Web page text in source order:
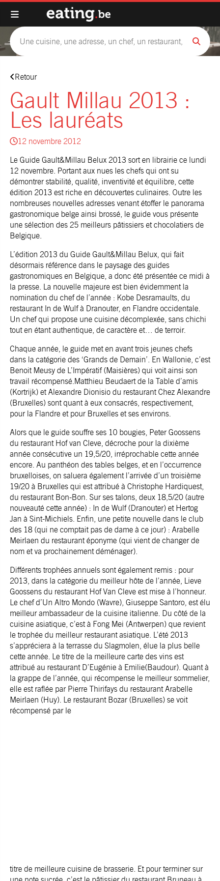
Retour
Gault Millau 2013 :
Les lauréats
12 novembre 2012
Le Guide Gault&Millau Belux 2013 sort en librairie ce lundi
12 novembre. Portant aux nues les chefs qui ont su
démontrer stabilité, qualité, inventivité et équilibre, cette
édition 2013 est riche en découvertes culinaires. Outre les
nombreuses nouvelles adresses venant étoffer le panorama
gastronomique belge ainsi brossé, le guide vous présente
une sélection des 25 meilleurs pâtissiers et chocolatiers de
Belgique.
L’édition 2013 du Guide Gault&Millau Belux, qui fait
désormais référence dans le paysage des guides
gastronomiques en Belgique, a donc été présentée ce midi à
la presse. La nouvelle majeure est bien évidemment la
nomination du chef de l’année : Kobe Desramaults, du
restaurant In de Wulf à Dranouter, en Flandre occidentale.
Un chef qui propose une cuisine décomplexée, sans chichi
tout en étant authentique, de caractère et… de terroir.
Chaque année, le guide met en avant trois jeunes chefs
dans la catégorie des ‘Grands de Demain’. En Wallonie, c’est
Benoit Meusy de L’Impératif (Maisières) qui voit ainsi son
travail récompensé.Matthieu Beudaert de la Table d’amis
(Kortrijk) etAlexandre Dionisio du restaurant Chez Alexandre
(Bruxelles) sont quant à eux consacrés, respectivement,
pour la Flandre et pour Bruxelles et ses environs.
Alors que le guide souffre ses 10 bougies, Peter Goossens
du restaurant Hof van Cleve , décroche pour la dixième
année consécutive un 19,5/20, irréprochable cette année
encore. Au panthéon des tables belges, et en l’occurrence
bruxelloises, on saluera également l’arrivée d’un troisième
19/20 à Bruxelles qui est attribué à Christophe Hardiquest,
du restaurant Bon-Bon. Sur ses talons, deux 18,5/20 (autre
nouveauté cette année) : In de Wulf (Dranouter) et Hertog
Jan à Sint-Michiels . Enfin, une petite nouvelle dans le club
des 18 (qui ne comptait pas de dame à ce jour) : Arabelle
Meirlaen du restaurant éponyme (qui vient de changer de
nom et va prochainement déménager).
Différents trophées annuels sont également remis : pour
2013, dans la catégorie du meilleur hôte de l’année, Lieve
Goossens du restaurant Hof Van Cleve est mise à l’honneur.
Le chef d’Un Altro Mondo (Wavre), Giuseppe Santoro, est élu
meilleur ambassadeur de la cuisine italienne. Du côté de la
cuisine asiatique, c’est à Fong Mei (Antwerpen) que revient
le trophée du meilleur restaurant asiatique. L’été 2013
s’appréciera à la terrasse du Slagmolen , élue la plus belle
cette année. Le titre de la meilleure carte des vins est
attribué au restaurant D’Eugénie à Emilie(Baudour) . Quant à
la grappe de l’année, qui récompense le meilleur sommelier,
elle est raflée par Pierre Thirifays du restaurant Arabelle
Meirlaen (Huy). Le restaurant Bozar (Bruxelles) se voit
récompensé par le
titre de meilleure cuisine de brasserie. Et pour terminer sur